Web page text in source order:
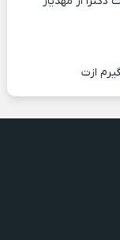
ازت